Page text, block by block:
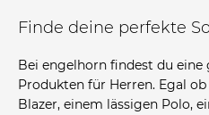
Finde deine perfekte
Bei engelhorn findest du eine
Produkten für Herren. Egal
Blazer, einem lässigen Polo,